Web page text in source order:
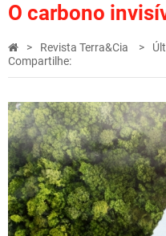
O carbono
Revista Terra&Cia
Compartilhe: